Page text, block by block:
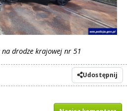
na drodze krajowej nr 51
Udostępnij